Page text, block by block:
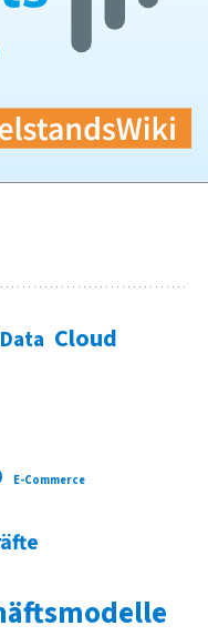
Cloud
E-Commerce